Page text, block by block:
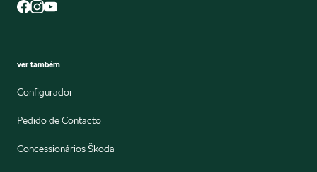
ver também
Configurador
Pedido de Contacto
Concessionários Škoda